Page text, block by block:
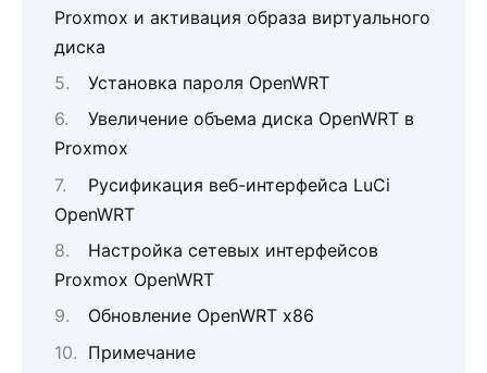
Proxmox и активация образа виртуального
диска
Установка пароля OpenWRT
Увеличение объема диска OpenWRT в
Proxmox
Русификация веб-интерфейса LuCi
OpenWRT
Настройка сетевых интерфейсов
Proxmox OpenWRT
Обновление OpenWRT x86
Примечание